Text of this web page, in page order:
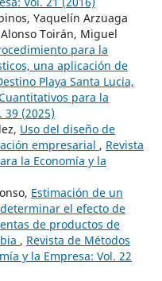
Yaquelín Arzuaga
Toirán, Miguel
para la
una aplicación de
Playa Santa Lucia,
para la
39 (2025)
Uso del diseño de
empresarial , Revista
la Economía y la
Estimación de un
el efecto de
de productos de
, Revista de Métodos
y la Empresa: Vol. 22